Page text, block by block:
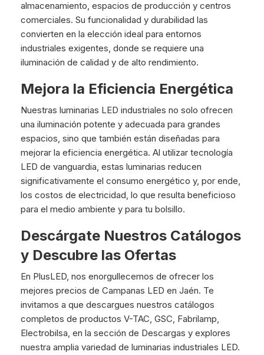
almacenamiento, espacios de producción y centros
comerciales. Su funcionalidad y durabilidad las
convierten en la elección ideal para entornos
industriales exigentes, donde se requiere una
iluminación de calidad y de alto rendimiento.
Mejora la Eficiencia Energética
Nuestras luminarias LED industriales no solo ofrecen
una iluminación potente y adecuada para grandes
espacios, sino que también están diseñadas para
mejorar la eficiencia energética. Al utilizar tecnología
LED de vanguardia, estas luminarias reducen
significativamente el consumo energético y, por ende,
los costos de electricidad, lo que resulta beneficioso
para el medio ambiente y para tu bolsillo.
Descárgate Nuestros Catálogos
y Descubre las Ofertas
En PlusLED, nos enorgullecemos de ofrecer los
mejores precios de Campanas LED en Jaén. Te
invitamos a que descargues nuestros catálogos
completos de productos V-TAC, GSC, Fabrilamp,
Electrobilsa, en la sección de Descargas y explores
nuestra amplia variedad de luminarias industriales LED.